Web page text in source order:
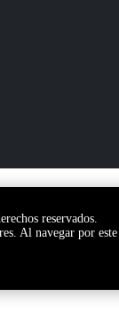
reservados.
. Al navegar por